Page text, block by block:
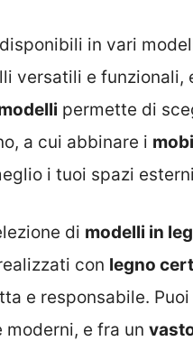
in vari
versatili e funzionali,
permette di
a cui abbinare i
i tuoi spazi
di modelli in
con legno
e responsabile.
e fra un